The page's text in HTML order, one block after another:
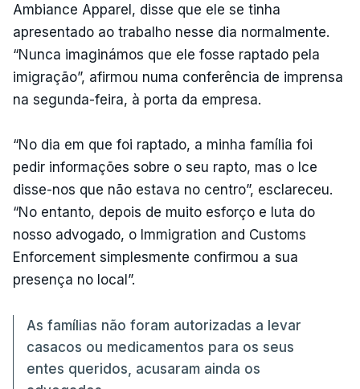
Ambiance Apparel, disse que ele se tinha
apresentado ao trabalho nesse dia normalmente.
“Nunca imaginámos que ele fosse raptado pela
imigração”, afirmou numa conferência de imprensa
na segunda-feira, à porta da empresa.
“No dia em que foi raptado, a minha família foi
pedir informações sobre o seu rapto, mas o Ice
disse-nos que não estava no centro”, esclareceu.
“No entanto, depois de muito esforço e luta do
nosso advogado, o Immigration and Customs
Enforcement simplesmente confirmou a sua
presença no local”.
As famílias não foram autorizadas a levar
casacos ou medicamentos para os seus
entes queridos, acusaram ainda os